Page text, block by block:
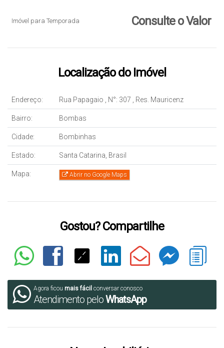
Consulte o Valor
Imóvel para Temporada
Localização do Imóvel
Endereço: Rua Papagaio , N°: 307 , Res. Mauricenz
Bairro: Bombas
Cidade: Bombinhas
Estado: Santa Catarina, Brasil
Mapa: Abrir no Google Maps
Gostou? Compartilhe
Agora ficou mais fácil conversar conosco
Atendimento peloWhatsApp